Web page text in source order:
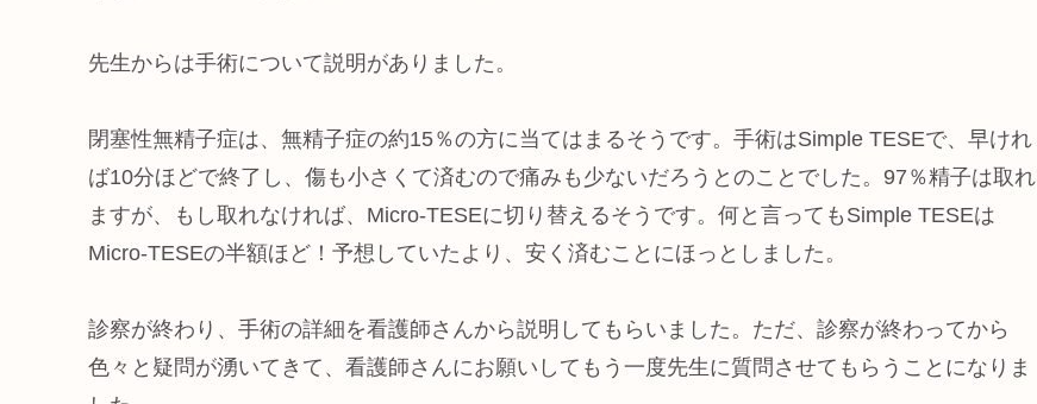
先生からは手術について説明がありました。
閉塞性無精子症は、無精子症の約15％の方に当てはまるそうです。手術はSimple TESEで、早けれ
ば10分ほどで終了し、傷も小さくて済むので痛みも少ないだろうとのことでした。97％精子は取れ
ますが、もし取れなければ、Micro-TESEに切り替えるそうです。何と言ってもSimple TESEは
Micro-TESEの半額ほど！予想していたより、安く済むことにほっとしました。
診察が終わり、手術の詳細を看護師さんから説明してもらいました。ただ、診察が終わってから
色々と疑問が湧いてきて、看護師さんにお願いしてもう一度先生に質問させてもらうことになりま